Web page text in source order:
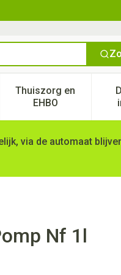
categorie
voor Natuur
Thuiszorg en
EHBOToon submenu
via de automaat
Nf 1l